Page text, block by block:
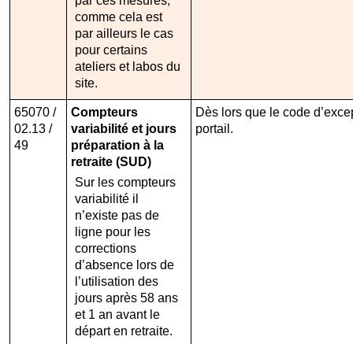
comme cela est
par ailleurs le cas
pour certains
ateliers et labos du
site.
65070 /
02.13 /
49
Compteurs
variabilité et jours
préparation à la
retraite (SUD)
Sur les compteurs
variabilité il
n’existe pas de
ligne pour les
corrections
d’absence lors de
l’utilisation des
jours après 58 ans
et 1 an avant le
départ en retraite.
Dès lors que le code
portail.